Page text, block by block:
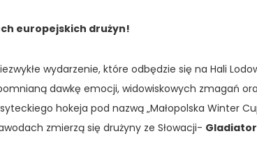
europejskich drużyn!
wydarzenie, które odbędzie się na Hali
dawkę emocji, widowiskowych zmagań
hokeja pod nazwą „Małopolska Winter
zmierzą się drużyny ze Słowacji-